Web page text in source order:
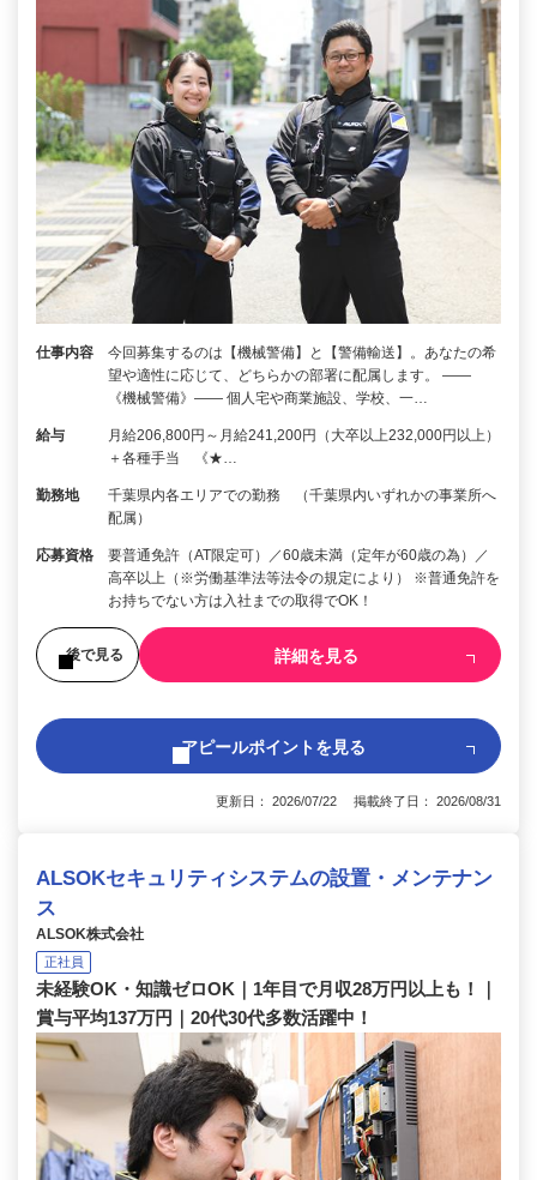
仕事内容
今回募集するのは【機械警備】と【警備輸送】。あなたの希
望や適性に応じて、どちらかの部署に配属します。 ――
《機械警備》―― 個人宅や商業施設、学校、一…
給与
月給206,800円～月給241,200円（大卒以上232,000円以上）
＋各種手当 《★…
勤務地
千葉県内各エリアでの勤務 （千葉県内いずれかの事業所へ
配属）
応募資格
要普通免許（AT限定可）／60歳未満（定年が60歳の為）／
高卒以上（※労働基準法等法令の規定により） ※普通免許を
お持ちでない方は入社までの取得でOK！
後で見る 詳細を見る
アピールポイントを見る
更新日： 2026/07/22 掲載終了日： 2026/08/31
ALSOKセキュリティシステムの設置・メンテナン
ス
ALSOK株式会社
正社員
未経験OK・知識ゼロOK｜1年目で月収28万円以上も！｜
賞与平均137万円｜20代30代多数活躍中！